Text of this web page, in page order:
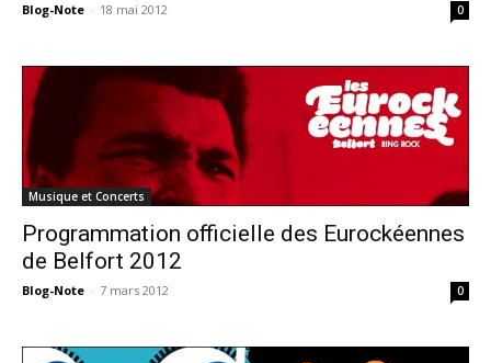
Blog-Note - 18 mai 2012 0
Musique et Concerts
Programmation officielle des Eurockéennes
de Belfort 2012
Blog-Note - 7 mars 2012 0